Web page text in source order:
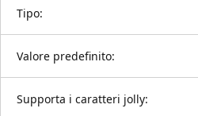
Tipo:
Valore predefinito:
Supporta i caratteri jolly: